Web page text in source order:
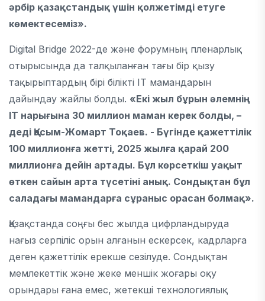
әрбір қазақстандық үшін қолжетімді етуге
көмектесеміз».
Digital Bridge 2022-де және форумның пленарлық
отырысында да талқыланған тағы бір қызу
тақырыптардың бірі білікті IT мамандарын
дайындау жайлы болды. «Екі жыл бұрын әлемнің
IT нарығына 30 миллион маман керек болды, –
деді Қасым-Жомарт Тоқаев. - Бүгінде қажеттілік
100 миллионға жетті, 2025 жылға қарай 200
миллионға дейін артады. Бұл көрсеткіш уақыт
өткен сайын арта түсетіні анық. Сондықтан бұл
саладағы мамандарға сұраныс орасан болмақ».
Қазақстанда соңғы бес жылда цифрландыруда
нағыз серпіліс орын алғанын ескерсек, кадрларға
деген қажеттілік ерекше сезілуде. Сондықтан
мемлекеттік және жеке меншік жоғары оқу
орындары ғана емес, жетекші технологиялық